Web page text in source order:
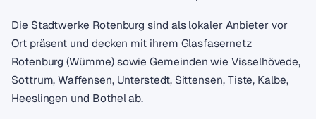
Die Stadtwerke Rotenburg sind als lokaler Anbieter vor
Ort präsent und decken mit ihrem Glasfasernetz
Rotenburg (Wümme) sowie Gemeinden wie Visselhövede,
Sottrum, Waffensen, Unterstedt, Sittensen, Tiste, Kalbe,
Heeslingen und Bothel ab.